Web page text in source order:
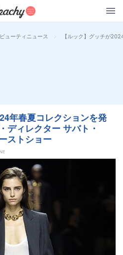
ューティニュース > 【ルック】グッチが
年春夏コレクションを発
ディレクター サバト・
ストショー